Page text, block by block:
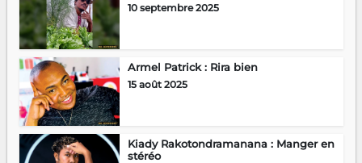
10 septembre 2025
Armel Patrick : Rira bien
15 août 2025
Kiady Rakotondramanana : Manger en
stéréo